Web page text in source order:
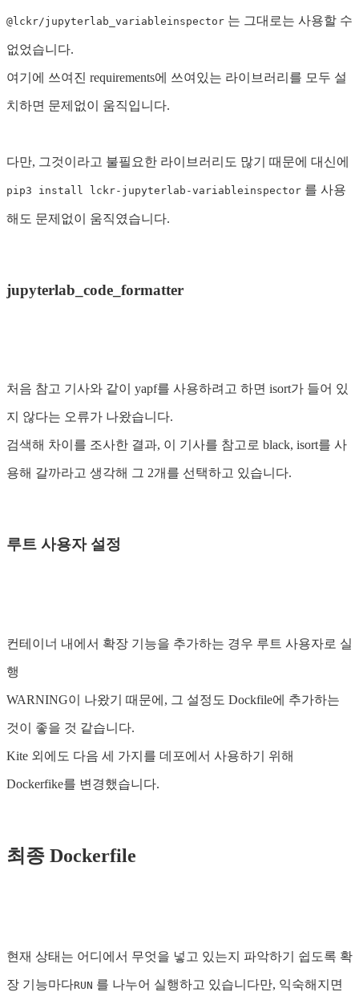
@lckr/jupyterlab_variableinspector 는 그대로는 사용할 수
없었습니다.
여기에 쓰여진 requirements에 쓰여있는 라이브러리를 모두 설
치하면 문제없이 움직입니다.
다만, 그것이라고 불필요한 라이브러리도 많기 때문에 대신에
pip3 install lckr-jupyterlab-variableinspector 를 사용
해도 문제없이 움직였습니다.
jupyterlab_code_formatter
처음 참고 기사와 같이 yapf를 사용하려고 하면 isort가 들어 있
지 않다는 오류가 나왔습니다.
검색해 차이를 조사한 결과, 이 기사를 참고로 black, isort를 사
용해 갈까라고 생각해 그 2개를 선택하고 있습니다.
루트 사용자 설정
컨테이너 내에서 확장 기능을 추가하는 경우 루트 사용자로 실
행
WARNING이 나왔기 때문에, 그 설정도 Dockfile에 추가하는
것이 좋을 것 같습니다.
Kite 외에도 다음 세 가지를 데포에서 사용하기 위해
Dockerfike를 변경했습니다.
최종 Dockerfile
현재 상태는 어디에서 무엇을 넣고 있는지 파악하기 쉽도록 확
장 기능마다RUN 를 나누어 실행하고 있습니다만, 익숙해지면